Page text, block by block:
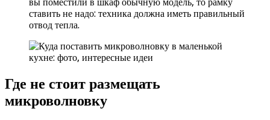
ставить не надо: техника должна иметь правильный
отвод тепла.
Где не стоит размещать
микроволновку